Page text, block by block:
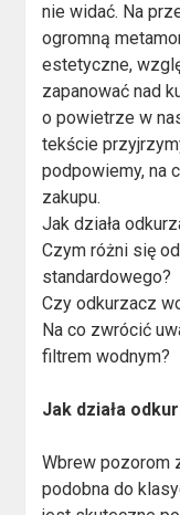
nie widać. Na
ogromną
estetyczne,
zapanować nad
o powietrze w
tekście
podpowiemy, na
zakupu.
Jak działa
Czym różni się
standardowego?
Czy odkurzacz
Na co zwrócić
filtrem wodnym?
Jak działa
Wbrew pozorom
podobna do